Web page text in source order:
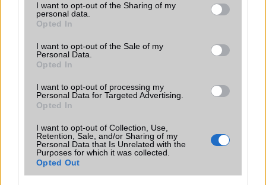
not limited to your visit or usage behaviour. You may click to
grant or deny consent to Google and its third-party tags to
use your data for below specified purposes in below Google
consent section.
I want to opt-out of the Sharing of my
personal data.
Opted In
I want to opt-out of the Sale of my
Personal Data.
Opted In
I want to opt-out of processing my
Personal Data for Targeted Advertising.
Opted In
I want to opt-out of Collection, Use,
Retention, Sale, and/or Sharing of my
Personal Data that Is Unrelated with the
Purposes for which it was collected.
Opted Out
Nyugati GSM
210.000 Ft (új)